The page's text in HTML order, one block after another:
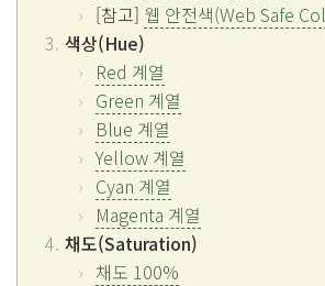
[참고] 웹 안전색(Web Safe
색상(Hue)
Red 계열
Green 계열
Blue 계열
Yellow 계열
Cyan 계열
Magenta 계열
채도(Saturation)
채도 100%